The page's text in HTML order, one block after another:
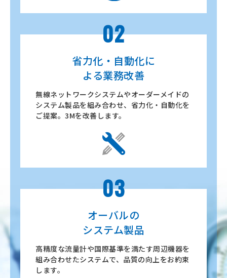
02
省力化・自動化に
よる業務改善
無線ネットワークシステムやオーダーメイドの
システム製品を組み合わせ、省力化・自動化を
ご提案。3Mを改善します。
03
オーバルの
システム製品
高精度な流量計や国際基準を満たす周辺機器を
組み合わせたシステムで、品質の向上をお約束
します。